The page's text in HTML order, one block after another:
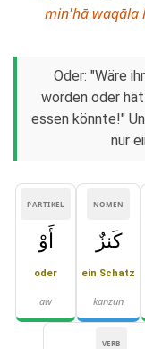
min'hā waqāla
Oder: "Wäre
worden oder
essen könnte!"
nur
NOMEN
كَنزٌ
ein Schatz
kanzun
PARTIKEL
أَوْ
oder
aw
VERB